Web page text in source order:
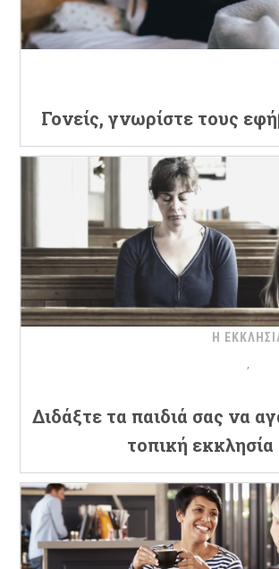
Γονείς, γνωρίστε τους
Η
Διδάξτε τα παιδιά σας να
τοπική εκκλησία